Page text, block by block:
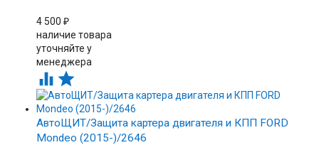
4 500 ₽
наличие товара
уточняйте у
менеджера
 
АвтоЩИТ/Защита картера двигателя и КПП FORD
Mondeo (2015-)/2646